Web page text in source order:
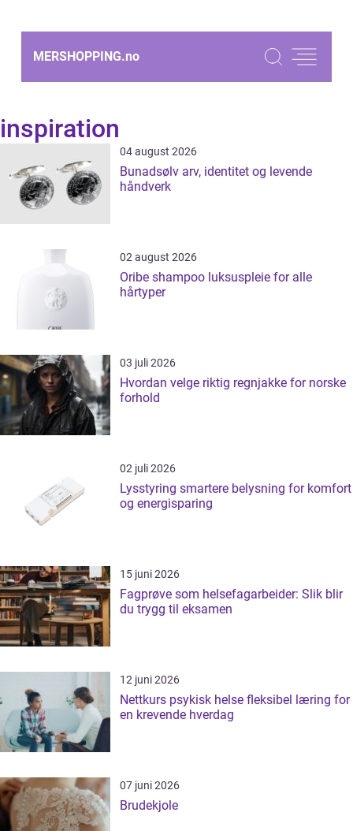
MERSHOPPING.no
inspiration
04 august 2026
Bunadsølv arv, identitet og levende
håndverk
02 august 2026
Oribe shampoo luksuspleie for alle
hårtyper
03 juli 2026
Hvordan velge riktig regnjakke for norske
forhold
02 juli 2026
Lysstyring smartere belysning for komfort
og energisparing
15 juni 2026
Fagprøve som helsefagarbeider: Slik blir
du trygg til eksamen
12 juni 2026
Nettkurs psykisk helse fleksibel læring for
en krevende hverdag
07 juni 2026
Brudekjole